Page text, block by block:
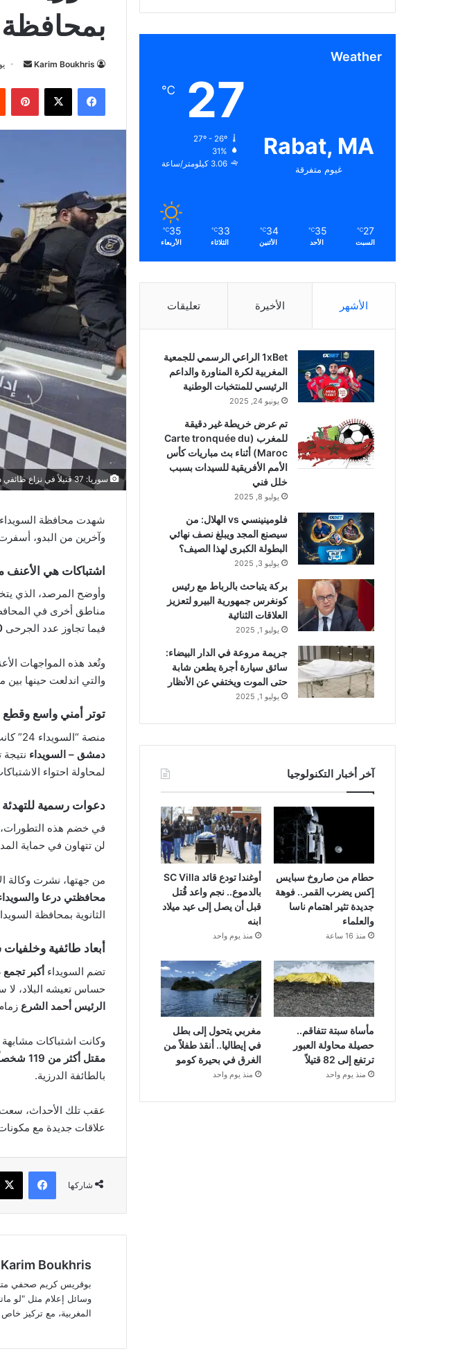
بمحافظة
Karim Boukhris
أرسل
فيسبوك ‫X
سوريا: 37 قتيلاً في نزاع طائفي دامٍ بمحافظة السويداء
شهدت محافظة السويداء السورية،
وآخرين من البدو،
اشتباكات هي الأعنف
وأوضح المرصد، الذي
مناطق أخرى في
فيما تجاوز عدد الجرحى
وتُعد هذه المواجهات
والتي اندلعت حينها
توتر أمني واسع
منصة “السويداء 24” كانت قد أفادت بأن
دمشق – السويداء
لمحاولة احتواء
دعوات رسمية
في خضم هذه التطورات،
لن تتهاون في حماية
من جهتها، نشرت وكالة
محافظتي درعا
الثانوية بمحافظة
أبعاد طائفية
تضم السويداء أكبر
حساس تعيشه البلاد، لا
الرئيس أحمد الشرع
وكانت اشتباكات
مقتل أكثر من 119 شخصاً
بالطائفة الدرزية.
عقب تلك الأحداث، سعت
علاقات جديدة مع
شاركها
Karim Boukhris
بوقريس كريم صحفي
وسائل إعلام مثل "لو
المغربية، مع تركيز
Weather
Rabat, MA
غيوم متفرقة
27
℃
27º - 26º
31%
3.06 كيلومتر/ساعة
27
℃
السبت
35
℃
الأحد
34
℃
الأثنين
33
℃
الثلاثاء
35
℃
الأربعاء
الأشهر الأخيرة تعليقات
1xBet الراعي الرسمي للجمعية
المغربية لكرة المناورة والداعم
الرئيسي للمنتخبات الوطنية
يونيو 24, 2025
تم عرض خريطة غير دقيقة
للمغرب (Carte tronquée du
Maroc) أثناء بث مباريات كأس
الأمم الأفريقية للسيدات بسبب
خلل فني
يوليو 8, 2025
فلومينينسي vs الهلال: من
سيصنع المجد ويبلغ نصف نهائي
البطولة الكبرى لهذا الصيف؟
يوليو 3, 2025
بركة يتباحث بالرباط مع رئيس
كونغرس جمهورية البيرو لتعزيز
العلاقات الثنائية
يوليو 1, 2025
جريمة مروعة في الدار البيضاء:
سائق سيارة أجرة يطعن شابة
حتى الموت ويختفي عن الأنظار
يوليو 1, 2025
آخر أخبار التكنولوجيا
حطام من صاروخ سبايس
إكس يضرب القمر.. فوهة
جديدة تثير اهتمام ناسا
والعلماء
منذ 16 ساعة
أوغندا تودع قائد SC Villa
بالدموع.. نجم واعد قُتل
قبل أن يصل إلى عيد ميلاد
ابنه
منذ يوم واحد
مأساة سبتة تتفاقم..
حصيلة محاولة العبور
ترتفع إلى 82 قتيلاً
منذ يوم واحد
مغربي يتحول إلى بطل
في إيطاليا.. أنقذ طفلاً من
الغرق في بحيرة كومو
منذ يوم واحد